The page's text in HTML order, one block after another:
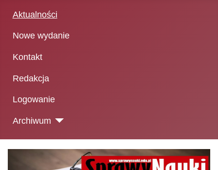
Aktualności
Nowe wydanie
Kontakt
Redakcja
Logowanie
Archiwum